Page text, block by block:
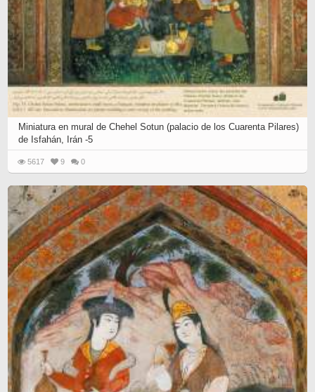
Miniatura en mural de Chehel Sotun (palacio de los Cuarenta Pilares)
de Isfahán, Irán -5
5617 9 0